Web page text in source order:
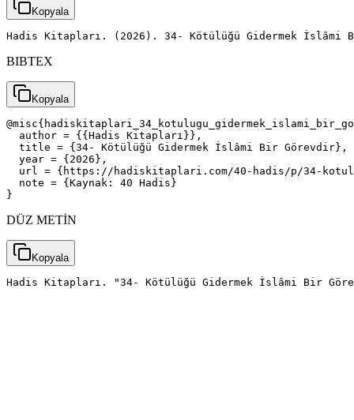
Kopyala
Hadis Kitapları. (2026). 34- Kötülüğü Gidermek
BIBTEX
Kopyala
  author = {{Hadis Kitapları}},
  title = {34- Kötülüğü Gidermek İslâmi Bir Görevdir},
  year = {2026},
url = {https://hadiskitaplari.com/40-hadis/p/34-
  note = {Kaynak: 40 Hadis}
}
DÜZ METİN
Kopyala
Hadis Kitapları. "34- Kötülüğü Gidermek İslâmi Bir